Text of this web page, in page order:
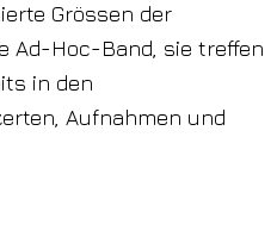
Grössen der
Ad-Hoc-Band, sie treffen
in den
Aufnahmen und